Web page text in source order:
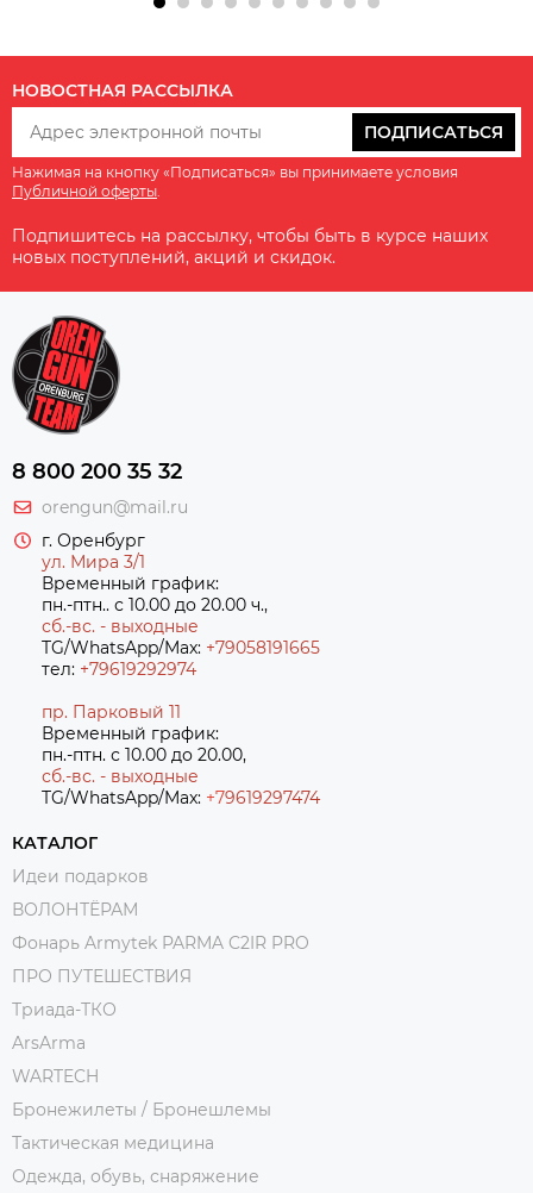
НОВОСТНАЯ РАССЫЛКА
ПОДПИСАТЬСЯ
Нажимая на кнопку «Подписаться» вы принимаете условия
Публичной оферты
Подпишитесь на рассылку, чтобы быть в курсе наших
новых поступлений, акций и скидок.
8 800 200 35 32
orengun@mail.ru
г. Оренбург
ул. Мира 3/1
Временный график:
пн.-птн.. с 10.00 до 20.00 ч.,
сб.-вс. - выходные
TG/WhatsApp/Max: +79058191665
тел: +79619292974
пр. Парковый 11
Временный график:
пн.-птн. с 10.00 до 20.00,
сб.-вс. - выходные
TG/WhatsApp/Max: +79619297474
КАТАЛОГ
Идеи подарков
ВОЛОНТЁРАМ
Фонарь Armytek PARMA C2IR PRO
ПРО ПУТЕШЕСТВИЯ
Триада-ТКО
ArsArma
WARTECH
Бронежилеты / Бронешлемы
Тактическая медицина
Одежда, обувь, снаряжение